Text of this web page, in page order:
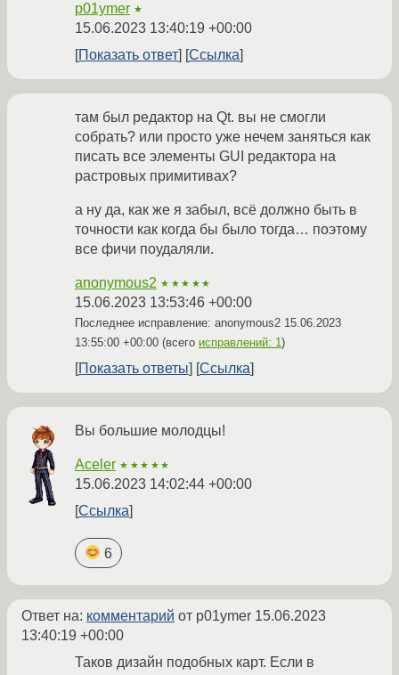
p01ymer ★
15.06.2023 13:40:19 +00:00
Показать ответ
Ссылка
там был редактор на Qt. вы не смогли
собрать? или просто уже нечем заняться как
писать все элементы GUI редактора на
растровых примитивах?
а ну да, как же я забыл, всё должно быть в
точности как когда бы было тогда… поэтому
все фичи поудаляли.
anonymous2 ★★★★★
15.06.2023 13:53:46 +00:00
Последнее исправление: anonymous2 15.06.2023
13:55:00 +00:00 (всего исправлений: 1)
Показать ответы Ссылка
Вы большие молодцы!
Aceler ★★★★★
15.06.2023 14:02:44 +00:00
Ссылка
6
Ответ на: комментарий от p01ymer 15.06.2023
13:40:19 +00:00
Таков дизайн подобных карт. Если в